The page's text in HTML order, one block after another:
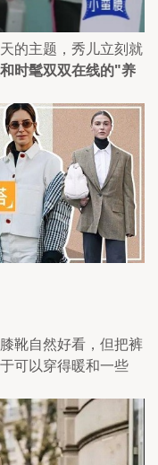
的主题，秀儿立刻就
时髦双双在线的"养
靴自然好看，但把裤
可以穿得暖和一些